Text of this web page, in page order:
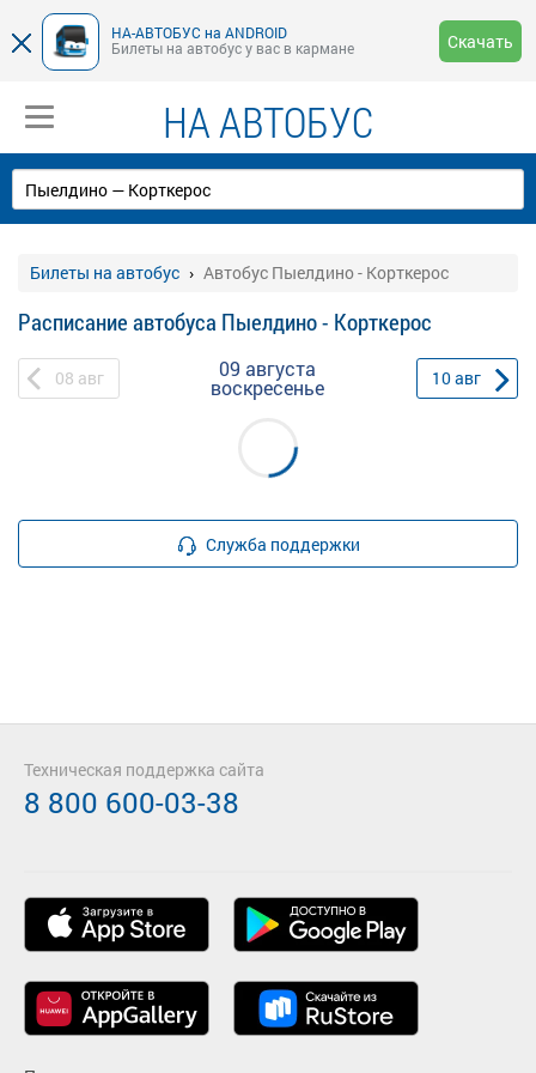
НА-АВТОБУС на ANDROID
Билеты на автобус у вас в кармане
Скачать
НА АВТОБУС
Билеты на автобус Автобус Пыелдино - Корткерос
Расписание автобуса Пыелдино - Корткерос
08 авг 09 августа
воскресенье 10авг
Служба поддержки
Техническая поддержка сайта
8 800 600-03-38